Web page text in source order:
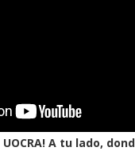
UOCRA! A tu lado,